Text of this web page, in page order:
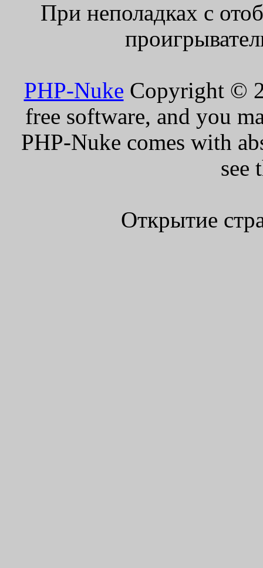
При неполадках с
PHP-Nuke Copyright ©
free software, and you
PHP-Nuke comes with
see
Открытие